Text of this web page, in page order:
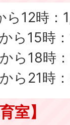
ら12時：
ら15時
ら18時
ら21時
室】